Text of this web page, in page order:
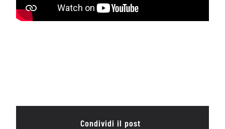
Condividi il post